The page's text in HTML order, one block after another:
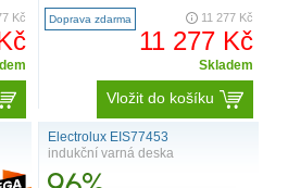
Kč
CombiZone: umožní p..
Doprava zdarma 11 277 Kč
11 277 Kč
Skladem
Vložit do košíku
Electrolux EIS77453
indukční varná deska